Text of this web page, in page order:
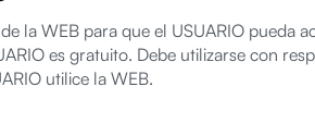
la WEB para que el USUARIO pueda
es gratuito. Debe utilizarse con
utilice la WEB.